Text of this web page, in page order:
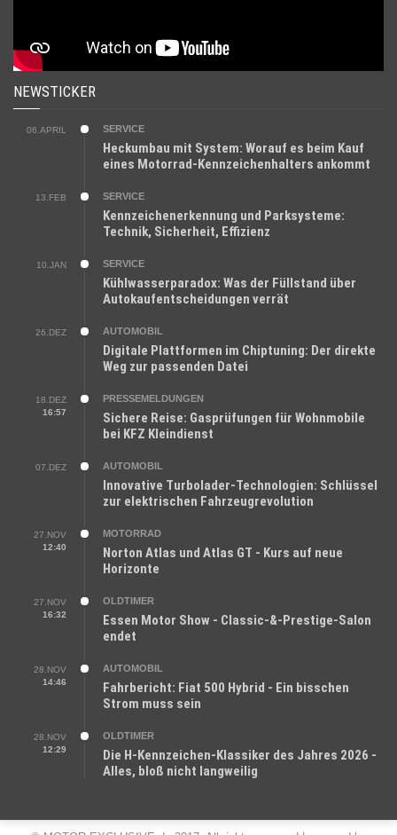
NEWSTICKER
06.APRIL SERVICE
Heckumbau mit System: Worauf es beim Kauf
eines Motorrad-Kennzeichenhalters ankommt
13.FEB SERVICE
Kennzeichenerkennung und Parksysteme:
Technik, Sicherheit, Effizienz
10.JAN SERVICE
Kühlwasserparadox: Was der Füllstand über
Autokaufentscheidungen verrät
26.DEZ AUTOMOBIL
Digitale Plattformen im Chiptuning: Der direkte
Weg zur passenden Datei
18.DEZ
16:57
PRESSEMELDUNGEN
Sichere Reise: Gasprüfungen für Wohnmobile
bei KFZ Kleindienst
07.DEZ AUTOMOBIL
Innovative Turbolader-Technologien: Schlüssel
zur elektrischen Fahrzeugrevolution
27.NOV
12:40
MOTORRAD
Norton Atlas und Atlas GT - Kurs auf neue
Horizonte
27.NOV
16:32
OLDTIMER
Essen Motor Show - Classic-&-Prestige-Salon
endet
28.NOV
14:46
AUTOMOBIL
Fahrbericht: Fiat 500 Hybrid - Ein bisschen
Strom muss sein
28.NOV
12:29
OLDTIMER
Die H-Kennzeichen-Klassiker des Jahres 2026 -
Alles, bloß nicht langweilig